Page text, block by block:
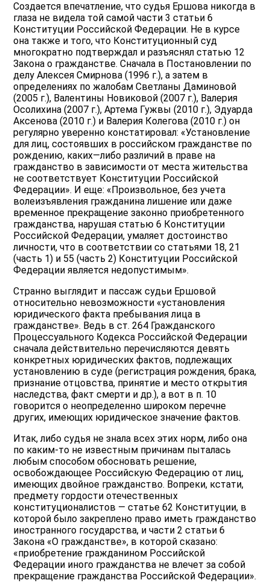
Создается впечатление, что судья Ершова никогда в
глаза не видела той самой части 3 статьи 6
Конституции Российской Федерации. Не в курсе
она также и того, что Конституционный суд
многократно подтверждал и разъяснял статью 12
Закона о гражданстве. Сначала в Постановлении по
делу Алексея Смирнова (1996 г.), а затем в
определениях по жалобам Светланы Даминовой
(2005 г.), Валентины Новиковой (2007 г.), Валерия
Осолихина (2007 г.), Артема Гужвы (2010 г.), Эдуарда
Аксенова (2010 г.) и Валерия Колегова (2010 г.) он
регулярно уверенно констатировал: «Установление
для лиц, состоявших в российском гражданстве по
рождению, каких—либо различий в праве на
гражданство в зависимости от места жительства
не соответствует Конституции Российской
Федерации». И еще: «Произвольное, без учета
волеизъявления гражданина лишение или даже
временное прекращение законно приобретенного
гражданства, нарушая статью 6 Конституции
Российской Федерации, умаляет достоинство
личности, что в соответствии со статьями 18, 21
(часть 1) и 55 (часть 2) Конституции Российской
Федерации является недопустимым».
Странно выглядит и пассаж судьи Ершовой
относительно невозможности «установления
юридического факта пребывания лица в
гражданстве». Ведь в ст. 264 Гражданского
Процессуального Кодекса Российской Федерации
сначала действительно перечисляются девять
конкретных юридических фактов, подлежащих
установлению в суде (регистрация рождения, брака,
признание отцовства, принятие и место открытия
наследства, факт смерти и др.), а вот в п. 10
говорится о неопределенно широком перечне
других, имеющих юридическое значение фактов.
Итак, либо судья не знала всех этих норм, либо она
по каким-то не известным причинам пыталась
любым способом обосновать решение,
освобождающее Российскую Федерацию от лиц,
имеющих двойное гражданство. Вопреки, кстати,
предмету гордости отечественных
конституционалистов — статье 62 Конституции, в
которой было закреплено право иметь гражданство
иностранного государства, и части 2 статьи 6
Закона «О гражданстве», в которой сказано:
«приобретение гражданином Российской
Федерации иного гражданства не влечет за собой
прекращение гражданства Российской Федерации».